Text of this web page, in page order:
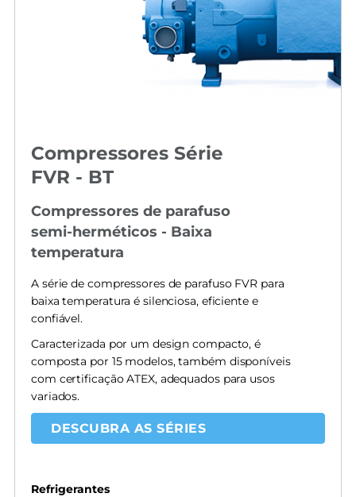
Compressores Série
FVR - BT
Compressores de parafuso
semi-herméticos - Baixa
temperatura
A série de compressores de parafuso FVR para
baixa temperatura é silenciosa, eficiente e
confiável.
Caracterizada por um design compacto, é
composta por 15 modelos, também disponíveis
com certificação ATEX, adequados para usos
variados.
DESCUBRA AS SÉRIES
Refrigerantes